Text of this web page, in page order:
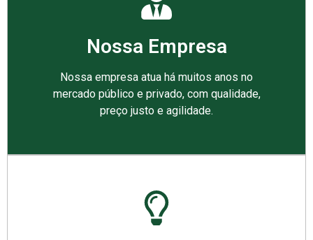
Nossa Empresa
Nossa empresa atua há muitos anos no
mercado público e privado, com qualidade,
preço justo e agilidade.